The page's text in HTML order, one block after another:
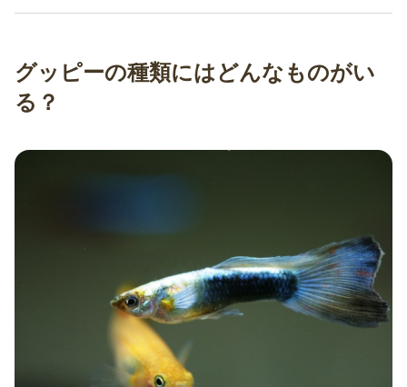
グッピーの種類にはどんなものがい
る？